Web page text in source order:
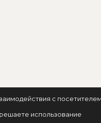
с
использование